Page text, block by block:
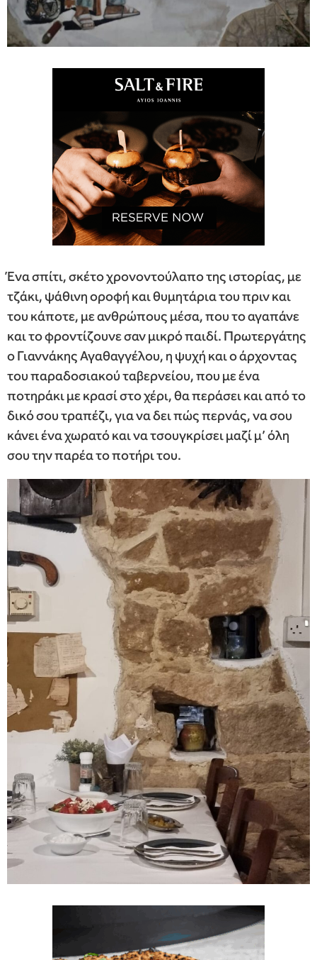
Ένα σπίτι, σκέτο χρονοντούλαπο της ιστορίας, με
τζάκι, ψάθινη οροφή και θυμητάρια του πριν και
του κάποτε, με ανθρώπους μέσα, που το αγαπάνε
και το φροντίζουνε σαν μικρό παιδί. Πρωτεργάτης
ο Γιαννάκης Αγαθαγγέλου, η ψυχή και ο άρχοντας
του παραδοσιακού ταβερνείου, που με ένα
ποτηράκι με κρασί στο χέρι, θα περάσει και από το
δικό σου τραπέζι, για να δει πώς περνάς, να σου
κάνει ένα χωρατό και να τσουγκρίσει μαζί μ’ όλη
σου την παρέα το ποτήρι του.